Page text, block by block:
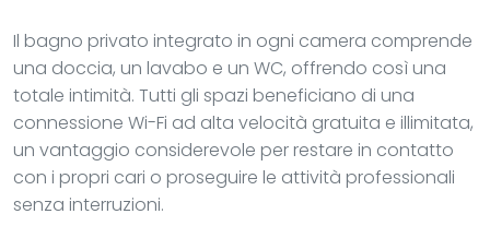
Il bagno privato integrato in ogni camera comprende
una doccia, un lavabo e un WC, offrendo così una
totale intimità. Tutti gli spazi beneficiano di una
connessione Wi-Fi ad alta velocità gratuita e illimitata,
un vantaggio considerevole per restare in contatto
con i propri cari o proseguire le attività professionali
senza interruzioni.